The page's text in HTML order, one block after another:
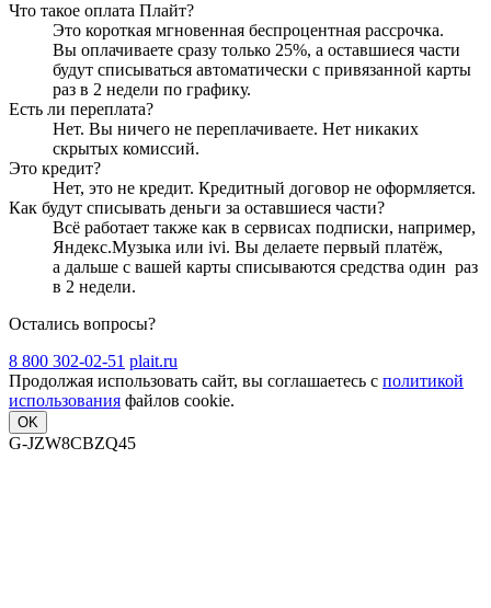
Что такое оплата Плайт?
Это короткая мгновенная беспроцентная рассрочка.
Вы оплачиваете сразу только 25%, а оставшиеся части
будут списываться автоматически с привязанной карты
раз в 2 недели по графику.
Есть ли переплата?
Нет. Вы ничего не переплачиваете. Нет никаких
скрытых комиссий.
Это кредит?
Нет, это не кредит. Кредитный договор не оформляется.
Как будут списывать деньги за оставшиеся части?
Всё работает также как в сервисах подписки, например,
Яндекс.Музыка или ivi. Вы делаете первый платёж,
а дальше с вашей карты списываются средства один раз
в 2 недели.
Остались вопросы?
8 800 302-02-51 plait.ru
Продолжая использовать сайт, вы соглашаетесь с политикой
использования файлов cookie.
OK
G-JZW8CBZQ45